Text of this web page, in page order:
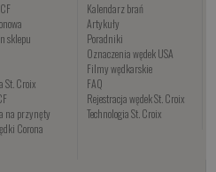
sklepu
St. Croix
na przynęty
Corona
Kalendarz brań
Artykuły
Poradniki
Oznaczenia wędek USA
Filmy wędkarskie
FAQ
Rejestracja wędek St. Croix
Technologia St. Croix